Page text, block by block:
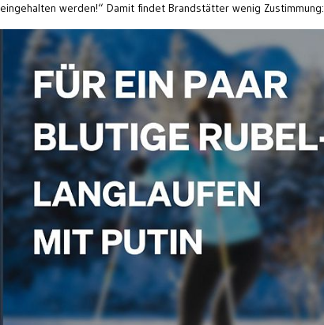
eingehalten werden!“ Damit findet Brandstätter wenig Zustimmung: